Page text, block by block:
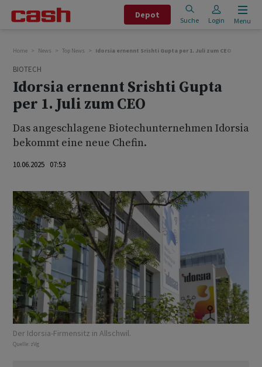
Depot
Suche Login Menu
Home News Top News Idorsia ernennt Srishti Gupta per 1. Juli zum CEO
BIOTECH
Idorsia ernennt Srishti Gupta
per 1. Juli zum CEO
Das angeschlagene Biotechunternehmen Idorsia
bekommt eine neue Chefin.
10.06.2025 07:53
Der Idorsia-Firmensitz in Allschwil.
Quelle: zVg